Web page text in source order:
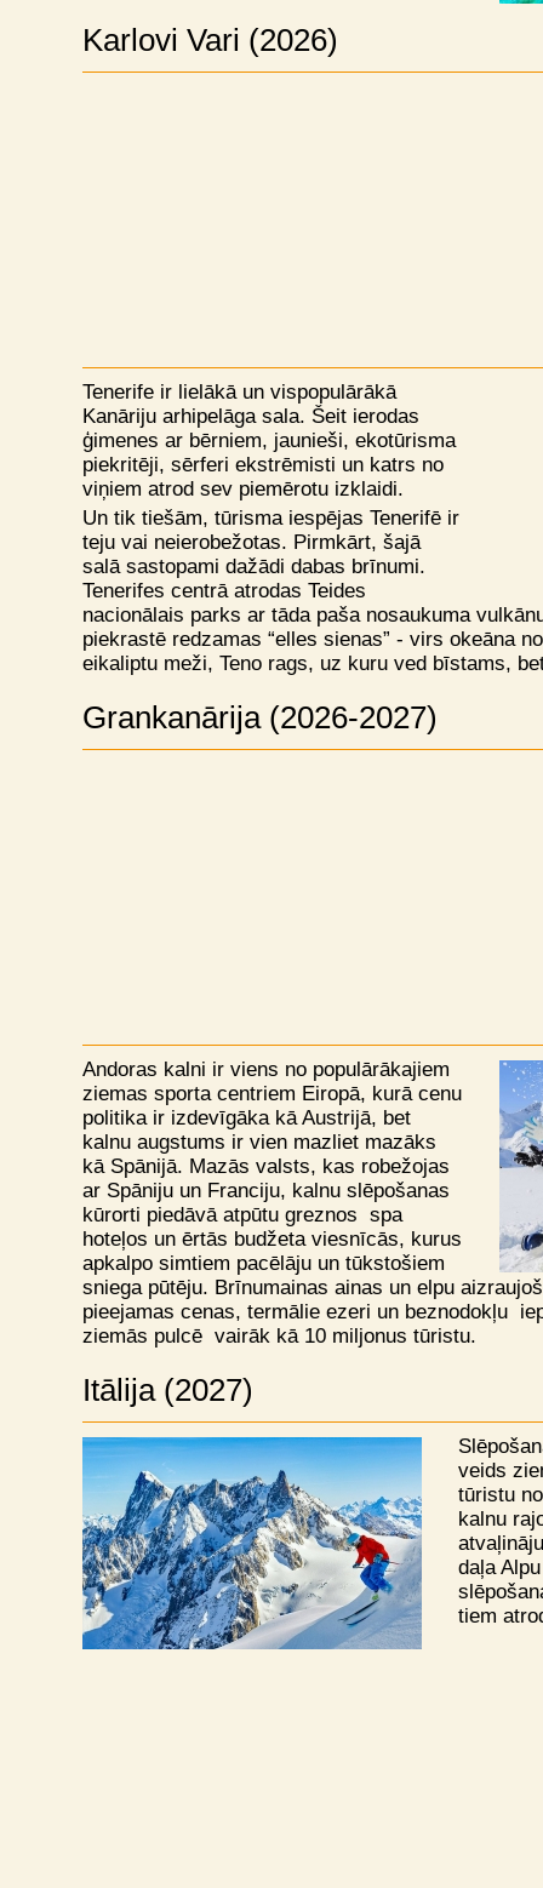
Karlovi Vari (2026)
Tenerife ir lielākā un vispopulārākā
Kanāriju arhipelāga sala. Šeit ierodas
ģimenes ar bērniem, jaunieši, ekotūrisma
piekritēji, sērferi ekstrēmisti un katrs no
viņiem atrod sev piemērotu izklaidi.
Un tik tiešām, tūrisma iespējas Tenerifē ir
teju vai neierobežotas. Pirmkārt, šajā
salā sastopami dažādi dabas brīnumi.
Tenerifes centrā atrodas Teides
nacionālais parks ar tāda paša nosaukuma
piekrastē redzamas “elles sienas” - virs okeāna
eikaliptu meži, Teno rags, uz kuru ved bīstams,
Grankanārija (2026-2027)
Andoras kalni ir viens no populārākajiem
ziemas sporta centriem Eiropā, kurā cenu
politika ir izdevīgāka kā Austrijā, bet
kalnu augstums ir vien mazliet mazāks
kā Spānijā. Mazās valsts, kas robežojas
ar Spāniju un Franciju, kalnu slēpošanas
kūrorti piedāvā atpūtu greznos spa
hoteļos un ērtās budžeta viesnīcās, kurus
apkalpo simtiem pacēlāju un tūkstošiem
sniega pūtēju. Brīnumainas ainas un elpu
pieejamas cenas, termālie ezeri un beznodokļu
ziemās pulcē vairāk kā 10 miljonus tūristu.
Itālija (2027)
veids
tūristu
kalnu
daļa
tiem